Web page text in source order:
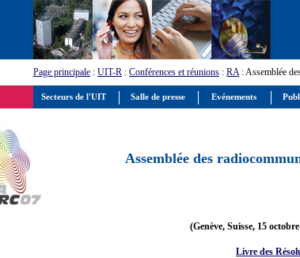
Page principale : UIT-R : Conférences et réunions : RA: Assemblée
Assemblée des
(Genève, Suisse, 15
Livre des
Secteurs de l'UIT Salle de presse Evénements